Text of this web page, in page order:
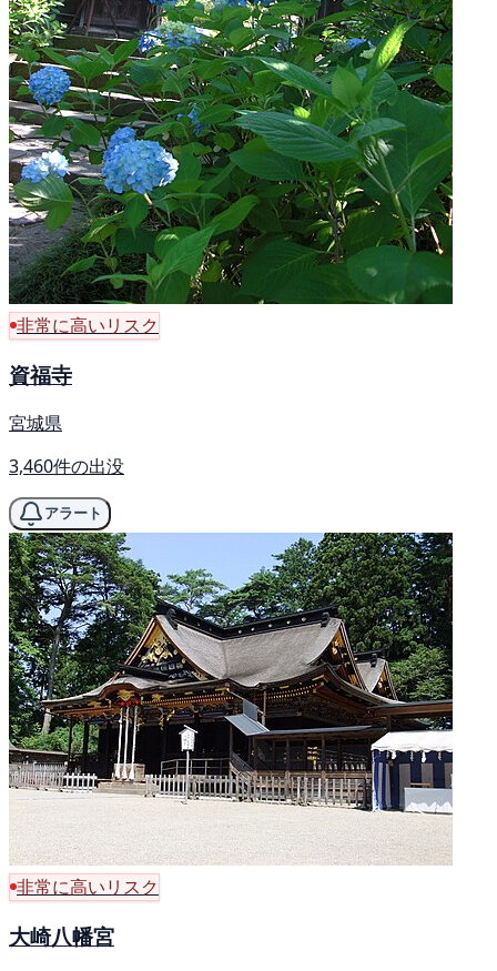
非常に高いリスク
資福寺
宮城県
3,460件の出没
アラート
非常に高いリスク
大崎八幡宮